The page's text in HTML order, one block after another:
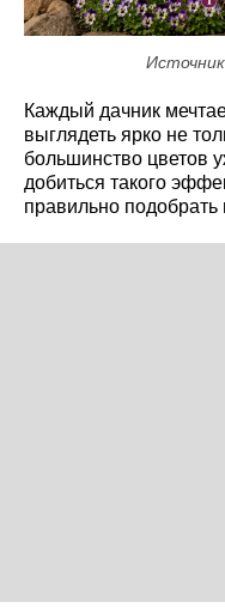
Каждый дачник
выглядеть ярко не
большинство цветов
добиться такого
правильно подобрать